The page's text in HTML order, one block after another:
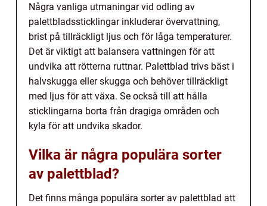
Några vanliga utmaningar vid odling av
palettbladssticklingar inkluderar övervattning,
brist på tillräckligt ljus och för låga temperaturer.
Det är viktigt att balansera vattningen för att
undvika att rötterna ruttnar. Palettblad trivs bäst i
halvskugga eller skugga och behöver tillräckligt
med ljus för att växa. Se också till att hålla
sticklingarna borta från dragiga områden och
kyla för att undvika skador.
Vilka är några populära sorter
av palettblad?
Det finns många populära sorter av palettblad att